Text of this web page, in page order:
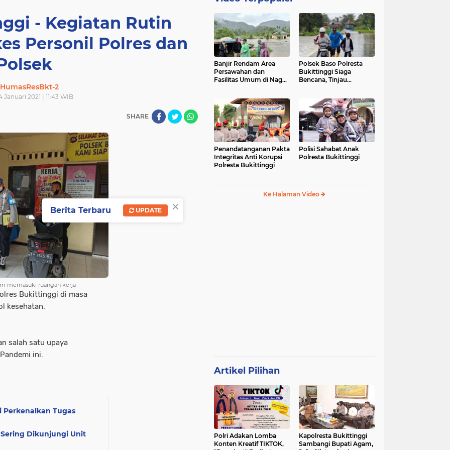
- Kegiatan Rutin
Personil Polres dan
2
Januari 2021 | 11:43 WIB
SHARE
memasuki ruangan kerja
Bukittinggi di masa
kesehatan.
salah satu upaya
ini.
Perkenalkan Tugas
Dikunjungi Unit
Banjir Rendam Area
Persawahan dan
Fasilitas Umum di Nagari
Polsek Baso Polresta
Bukittinggi Siaga
Bencana, Tinjau
Penandatanganan Pakta
Integritas Anti Korupsi
Polresta Bukittinggi
Polisi Sahabat Anak
Polresta Bukittinggi
Ke Halaman Video
Artikel Pilihan
Polri Adakan Lomba
Konten Kreatif TIKTOK,
Kapolresta Bukittinggi
Sambangi Bupati Agam,
×
Berita Terbaru UPDATE